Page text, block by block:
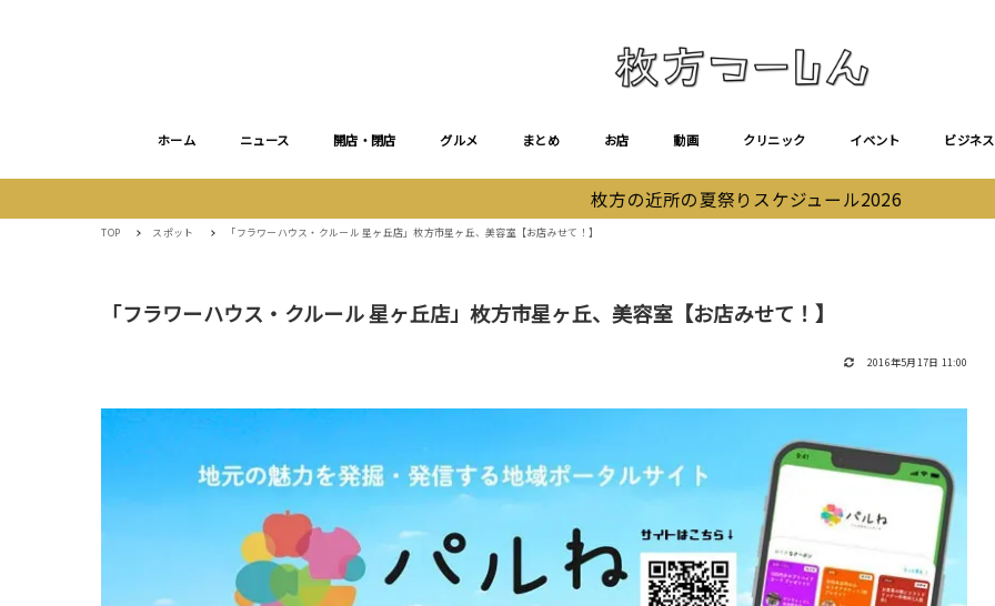
ホーム ニュース 開店・閉店 グルメ まとめ お店 動画 クリニック イベント ビジネス
枚方の近所の夏祭りスケジュール2026
TOP スポット 「フラワーハウス・クルール 星ヶ丘店」枚方市星ヶ丘、美容室【お店みせて！】
「フラワーハウス・クルール 星ヶ丘店」枚方市星ヶ丘、美容室【お店みせて！】
2016年5月17日 11:00